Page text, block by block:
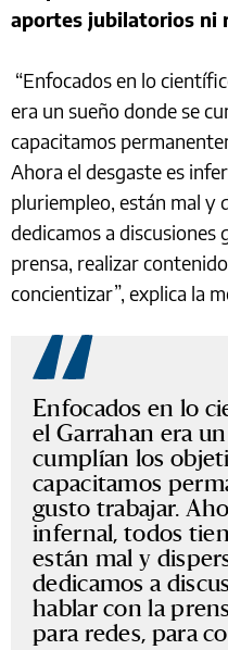
aportes jubilatorios ni
“Enfocados en lo
era un sueño donde se
capacitamos
Ahora el desgaste es
pluriempleo, están mal y
dedicamos a discusiones
prensa, realizar
concientizar”, explica la
Enfocados en lo
el Garrahan era
cumplían los
capacitamos
gusto trabajar.
infernal, todos
están mal y
dedicamos a
hablar con la
para redes, para